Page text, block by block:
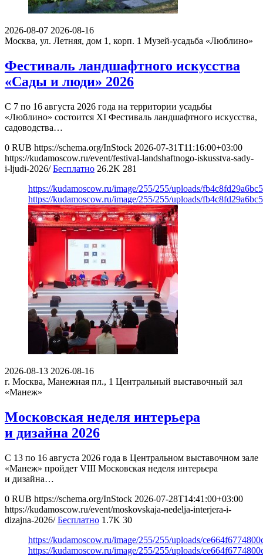
2026-08-07 2026-08-16
Москва, ул. Летняя, дом 1, корп. 1 Музей-усадьба «Люблино»
Фестиваль ландшафтного искусства
«Сады и люди» 2026
С 7 по 16 августа 2026 года на территории усадьбы
«Люблино» состоится XI Фестиваль ландшафтного искусства,
садоводства…
0 RUB https://schema.org/InStock 2026-07-31T11:16:00+03:00
https://kudamoscow.ru/event/festival-landshaftnogo-iskusstva-sady-
i-ljudi-2026/ Бесплатно 26.2K 281
https://kudamoscow.ru/image/255/255/uploads/
https://kudamoscow.ru/image/255/255/uploads/
2026-08-13 2026-08-16
г. Москва, Манежная пл., 1 Центральный выставочный зал
«Манеж»
Московская неделя интерьера
и дизайна 2026
С 13 по 16 августа 2026 года в Центральном выставочном зале
«Манеж» пройдет VIII Московская неделя интерьера
и дизайна…
0 RUB https://schema.org/InStock 2026-07-28T14:41:00+03:00
https://kudamoscow.ru/event/moskovskaja-nedelja-interjera-i-
dizajna-2026/ Бесплатно 1.7K 30
https://kudamoscow.ru/image/255/255/uploads/
https://kudamoscow.ru/image/255/255/uploads/